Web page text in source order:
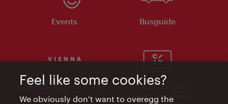
Events Busguide
Vienna Experts Club
Vienna City Card
Affiliate Program
Feel like some cookies?
We obviously don't want to overegg the